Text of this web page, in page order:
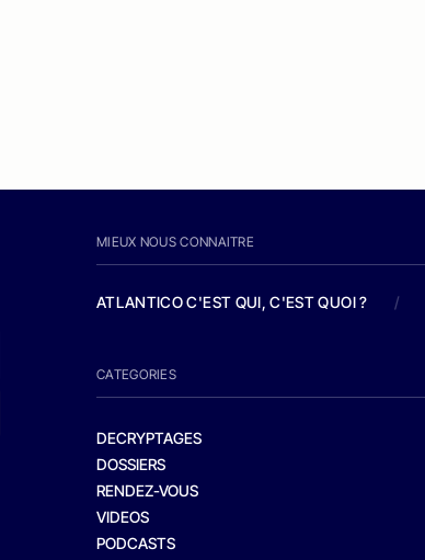
MIEUX NOUS CONNAITRE
ATLANTICO C'EST QUI, C'EST QUOI ? /
CATEGORIES
DECRYPTAGES
DOSSIERS
RENDEZ-VOUS
VIDEOS
PODCASTS